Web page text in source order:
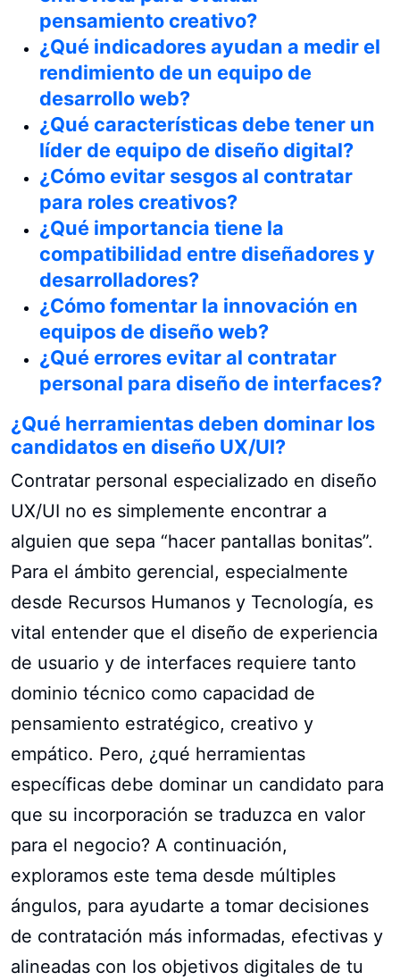
pensamiento creativo?
¿Qué indicadores ayudan a medir el
rendimiento de un equipo de
desarrollo web?
¿Qué características debe tener un
líder de equipo de diseño digital?
¿Cómo evitar sesgos al contratar
para roles creativos?
¿Qué importancia tiene la
compatibilidad entre diseñadores y
desarrolladores?
¿Cómo fomentar la innovación en
equipos de diseño web?
¿Qué errores evitar al contratar
personal para diseño de interfaces?
¿Qué herramientas deben dominar los
candidatos en diseño UX/UI?
Contratar personal especializado en diseño
UX/UI no es simplemente encontrar a
alguien que sepa “hacer pantallas bonitas”.
Para el ámbito gerencial, especialmente
desde Recursos Humanos y Tecnología, es
vital entender que el diseño de experiencia
de usuario y de interfaces requiere tanto
dominio técnico como capacidad de
pensamiento estratégico, creativo y
empático. Pero, ¿qué herramientas
específicas debe dominar un candidato para
que su incorporación se traduzca en valor
para el negocio? A continuación,
exploramos este tema desde múltiples
ángulos, para ayudarte a tomar decisiones
de contratación más informadas, efectivas y
alineadas con los objetivos digitales de tu